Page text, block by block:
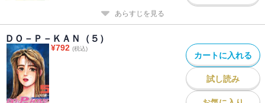
あらすじを見る
ＤＯ－Ｐ－ＫＡＮ（５）
¥792 (税込)
カートに入れる
試し読み